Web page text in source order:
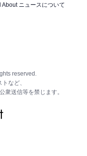
About ニュースについて
reserved.
など、
衆送信等を禁じます。